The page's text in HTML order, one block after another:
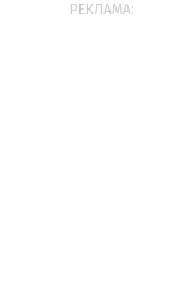
РЕКЛАМА: